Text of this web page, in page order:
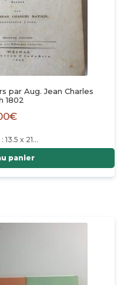
par Aug. Jean Charles
1802
€
13.5 x 21…
panier